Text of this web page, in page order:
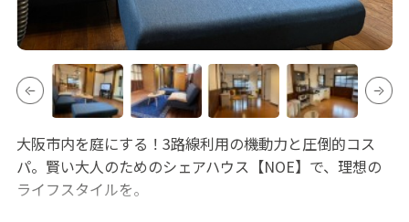
大阪市内を庭にする！3路線利用の機動力と圧倒的コス
パ。賢い大人のためのシェアハウス【NOE】で、理想の
ライフスタイルを。